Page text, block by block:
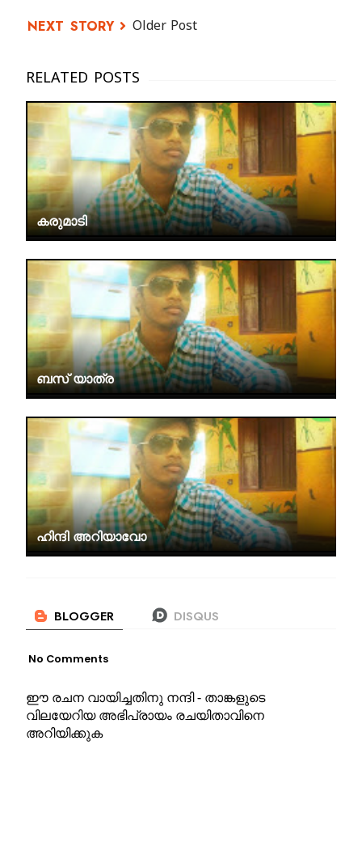
Older Post
കരുമാടി
ബസ് യാത്ര
ഹിന്ദി അറിയാവോ
No Comments
ഈ രചന വായിച്ചതിനു നന്ദി - താങ്കളുടെ
വിലയേറിയ അഭിപ്രായം രചയിതാവിനെ
അറിയിക്കുക